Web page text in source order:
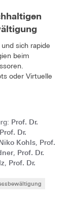
sich rapide
beim
oder Virtuelle
Prof. Dr.
Prof. Dr.
Kohls, Prof.
, Prof. Dr.
, Prof. Dr.